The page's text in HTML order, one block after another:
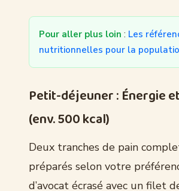
Pour aller plus loin : Les
nutritionnelles pour la
Petit-déjeuner : Énergie
(env. 500 kcal)
Deux tranches de pain
préparés selon votre
d’avocat écrasé avec un filet